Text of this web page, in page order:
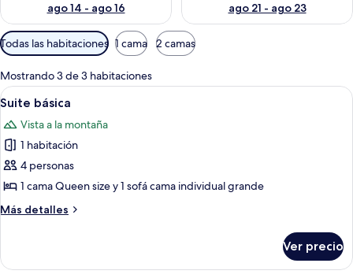
ago 14 - ago 16
ago 21 - ago 23
Filtros
disponibles
para
las
habitaciones
Todas las habitaciones 1 cama 2 camas
Mostrando 3 de 3 habitaciones
Abrir
todas
las
fotos
de
Suite
básica
Habitación de hotel con una cama
10
Suite básica
Vista a la montaña
1 habitación
4 personas
1 cama Queen size y 1 sofá cama individual grande
Más detalles
Más
básica
Ver precio